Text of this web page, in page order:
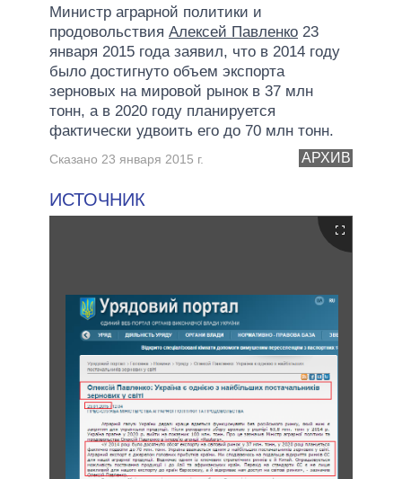
ВСЕ ПЕРСОНЫ
Министр аграрной политики и
продовольствия Алексей Павленко 23
января 2015 года заявил, что в 2014 году
было достигнуто объем экспорта
зерновых на мировой рынок в 37 млн
тонн, а в 2020 году планируется
фактически удвоить его до 70 млн тонн.
АРХИВ
Сказано 23 января 2015 г.
ИСТОЧНИК